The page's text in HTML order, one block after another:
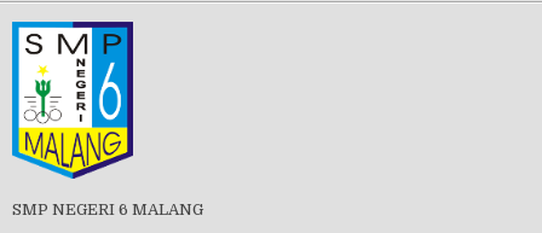
Tes Matrikulasi 2019
SMP NEGERI 6 MALANG